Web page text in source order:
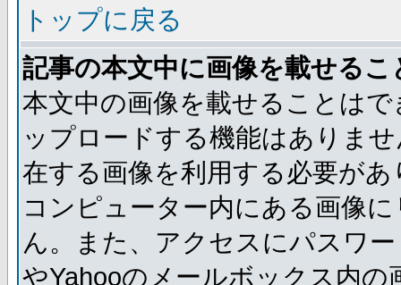
トップに戻る
記事の本文中に画像を載せる
本文中の画像を載せることは
ップロードする機能はありま
在する画像を利用する必要が
コンピューター内にある画像
ん。また、アクセスにパスワ
やYahooのメールボックス内